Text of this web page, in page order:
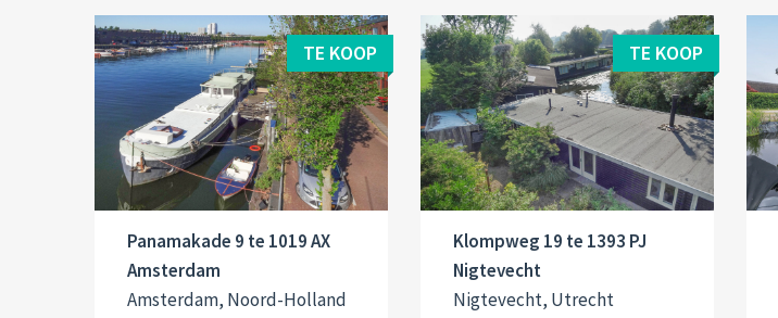
TE KOOP
Panamakade 9 te 1019 AX
Amsterdam
Amsterdam, Noord-Holland
TE KOOP
Klompweg 19 te 1393 PJ
Nigtevecht
Nigtevecht, Utrecht